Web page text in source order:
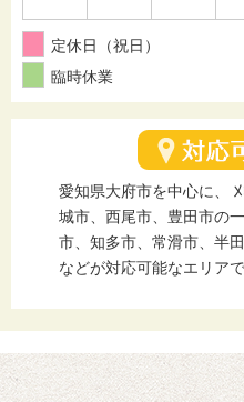
定休日（祝日）
臨時休業
愛知県大府市を中心に、
城市、西尾市、豊田市の
市、知多市、常滑市、半
などが対応可能なエリアで